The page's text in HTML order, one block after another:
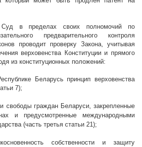
Суд в пределах своих полномочий по
предварительного контроля
проводит проверку Закона, учитывая
верховенства Конституции и прямого
из конституционных положений:
Беларусь принцип верховенства
7);
свободы граждан Беларуси, закрепленные
и предусмотренные международными
(часть третья статьи 21);
собственности и защиту